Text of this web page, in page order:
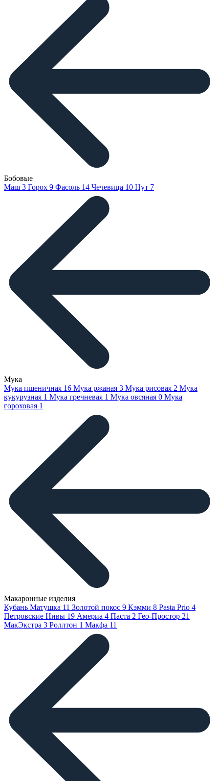
Бобовые
Маш 3 Горох 9 Фасоль 14 Чечевица 10 Нут 7
Мука
Мука пшеничная 16 Мука ржаная 3 Мука рисовая 2 Мука
кукурузная 1 Мука гречневая 1 Мука овсяная 0 Мука
гороховая 1
Макаронные изделия
Кубань Матушка 11 Золотой покос 9 Кэмми 8 Pasta Prio 4
Петровские Нивы 19 Америа 4 Паста 2 Гео-Простор 21
МакЭкстра 3 Роллтон 1 Макфа 11